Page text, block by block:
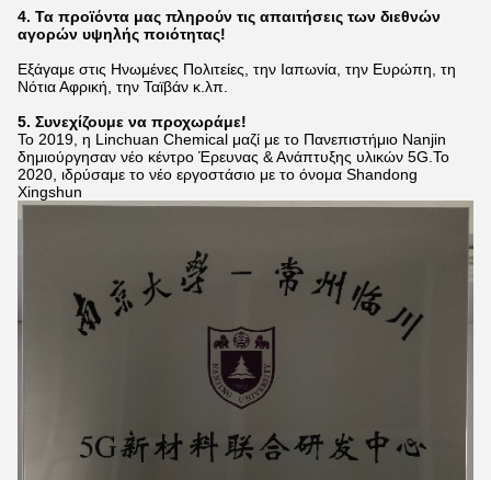
4. Τα προϊόντα μας πληρούν τις απαιτήσεις των διεθνών
αγορών υψηλής ποιότητας!
Εξάγαμε στις Ηνωμένες Πολιτείες, την Ιαπωνία, την Ευρώπη, τη
Νότια Αφρική, την Ταϊβάν κ.λπ.
5. Συνεχίζουμε να προχωράμε!
Το 2019, η Linchuan Chemical μαζί με το Πανεπιστήμιο Nanjin
δημιούργησαν νέο κέντρο Έρευνας & Ανάπτυξης υλικών 5G.Το
2020, ιδρύσαμε το νέο εργοστάσιο με το όνομα Shandong
Xingshun